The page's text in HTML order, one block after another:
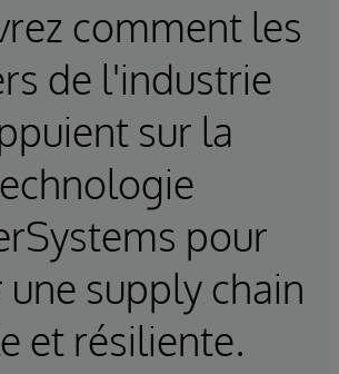
comment les
de l'industrie
sur la
pour
supply chain
et résiliente.